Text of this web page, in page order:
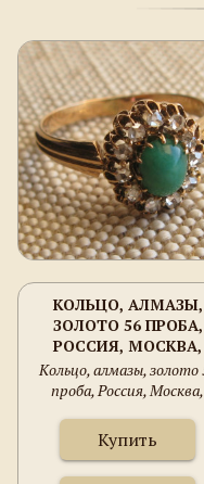
КОЛЬЦО, АЛМАЗЫ,
ЗОЛОТО 56 ПРОБА,
РОССИЯ, МОСКВА,
3.4ГРАММА, 18
Кольцо, алмазы, золото
проба, Россия, Москва,
Купить